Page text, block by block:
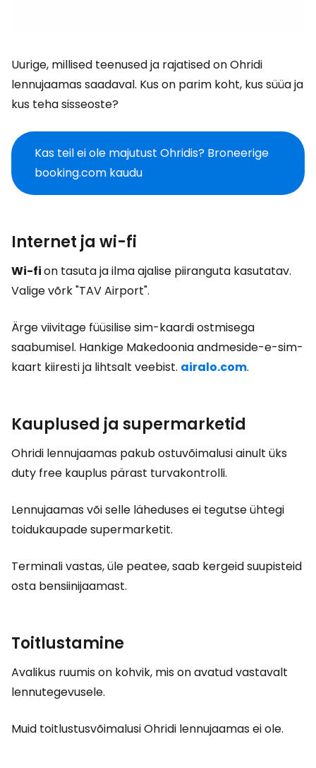
Uurige, millised teenused ja rajatised on Ohridi
lennujaamas saadaval. Kus on parim koht, kus süüa ja
kus teha sisseoste?
Kas teil ei ole majutust Ohridis? Broneerige
booking.com kaudu
Internet ja wi-fi
Wi-fion tasuta ja ilma ajalise piiranguta kasutatav.
Valige võrk "TAV Airport".
Ärge viivitage füüsilise sim-kaardi ostmisega
saabumisel. Hankige Makedoonia andmeside-e-sim-
kaart kiiresti ja lihtsalt veebist. airalo.com.
Kauplused ja supermarketid
Ohridi lennujaamas pakub ostuvõimalusi ainult üks
duty free kauplus pärast turvakontrolli.
Lennujaamas või selle läheduses ei tegutse ühtegi
toidukaupade supermarketit.
Terminali vastas, üle peatee, saab kergeid suupisteid
osta bensiinijaamast.
Toitlustamine
Avalikus ruumis on kohvik, mis on avatud vastavalt
lennutegevusele.
Muid toitlustusvõimalusi Ohridi lennujaamas ei ole.